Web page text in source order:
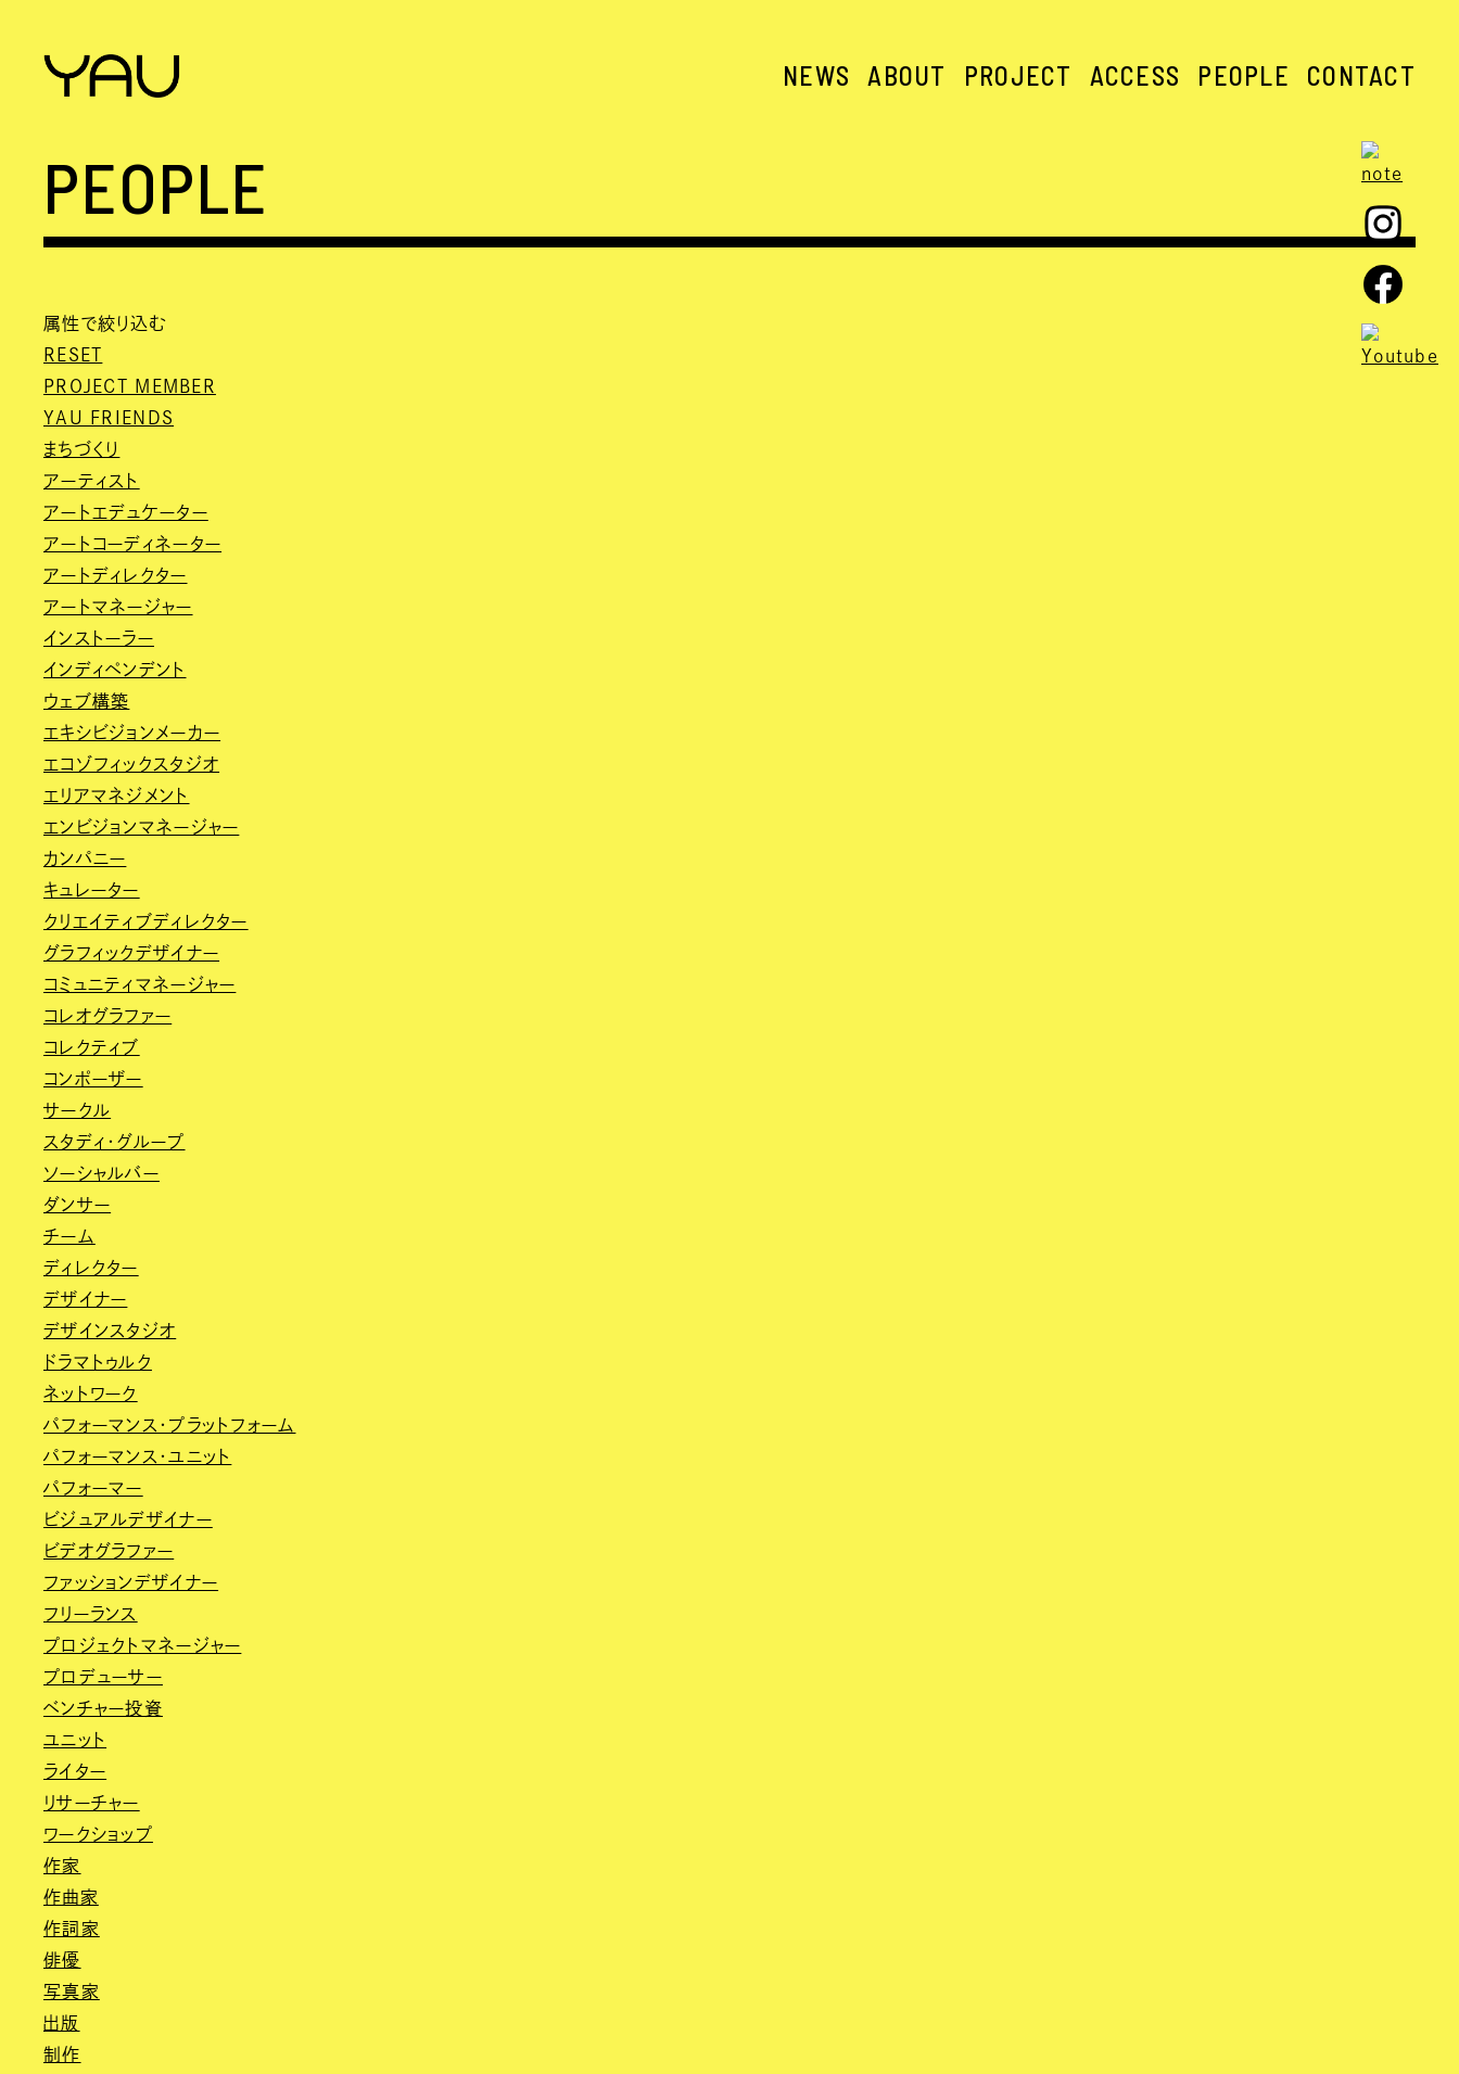
NEWS ABOUT PROJECT ACCESS PEOPLE CONTACT
PEOPLE
属性で絞り込む
RESET
PROJECT MEMBER
YAU FRIENDS
まちづくり
アーティスト
アートエデュケーター
アートコーディネーター
アートディレクター
アートマネージャー
インストーラー
インディペンデント
ウェブ構築
エキシビジョンメーカー
エコゾフィックスタジオ
エリアマネジメント
エンビジョンマネージャー
カンパニー
キュレーター
クリエイティブディレクター
グラフィックデザイナー
コミュニティマネージャー
コレオグラファー
コレクティブ
コンポーザー
サークル
スタディ・グループ
ソーシャルバー
ダンサー
チーム
ディレクター
デザイナー
デザインスタジオ
ドラマトゥルク
ネットワーク
パフォーマンス・プラットフォーム
パフォーマンス・ユニット
パフォーマー
ビジュアルデザイナー
ビデオグラファー
ファッションデザイナー
フリーランス
プロジェクトマネージャー
プロデューサー
ベンチャー投資
ユニット
ライター
リサーチャー
ワークショップ
作家
作曲家
作詞家
俳優
写真家
出版
制作